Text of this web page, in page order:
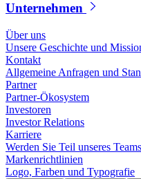
Unternehmen
Über uns
Unsere Geschichte und
Kontakt
Allgemeine Anfragen und
Partner
Partner-Ökosystem
Investoren
Investor Relations
Karriere
Werden Sie Teil unseres Teams
Markenrichtlinien
Logo, Farben und Typografie